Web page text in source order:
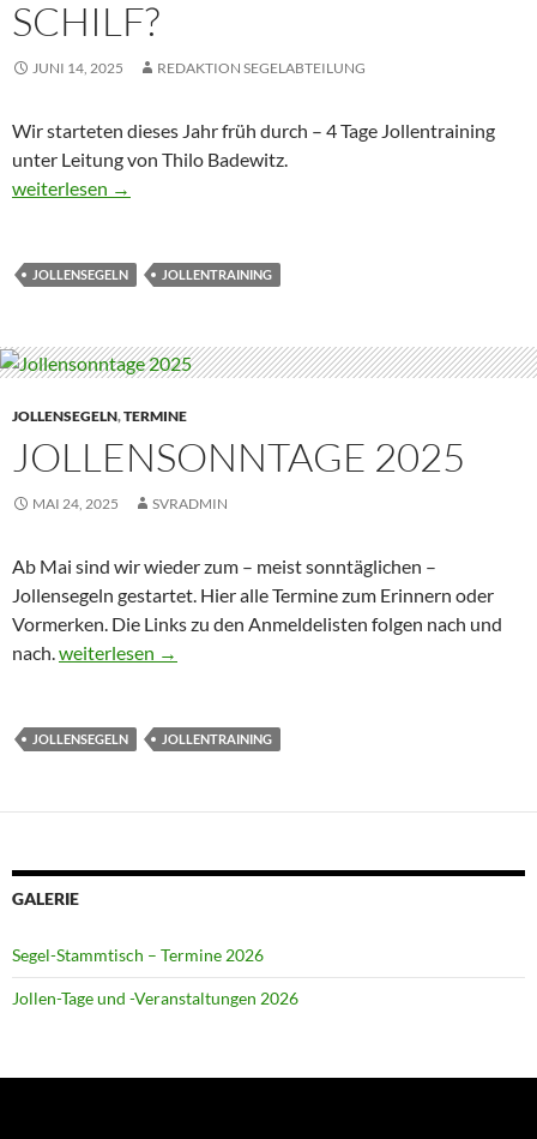
SCHILF?
JUNI 14, 2025 REDAKTION SEGELABTEILUNG
Wir starteten dieses Jahr früh durch – 4 Tage Jollentraining
unter Leitung von Thilo Badewitz.
Jollentraining 2025 – Boot kompatibel mit Schilf?
weiterlesen →
JOLLENSEGELN JOLLENTRAINING
JOLLENSEGELN,TERMINE
JOLLENSONNTAGE 2025
MAI 24, 2025 SVRADMIN
Ab Mai sind wir wieder zum – meist sonntäglichen –
Jollensegeln gestartet. Hier alle Termine zum Erinnern oder
Vormerken. Die Links zu den Anmeldelisten folgen nach und
nach.Jollensonntage 2025
weiterlesen →
JOLLENSEGELN JOLLENTRAINING
GALERIE
Segel-Stammtisch – Termine 2026
Jollen-Tage und -Veranstaltungen 2026